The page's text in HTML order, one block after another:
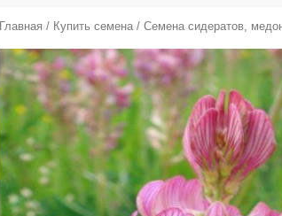
Главная / Купить семена/ Семена сидератов,